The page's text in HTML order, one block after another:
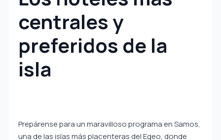
centrales y
preferidos de la
isla
Prepárense para un maravilloso programa en Samos,
una de las islas más placenteras del Egeo, donde